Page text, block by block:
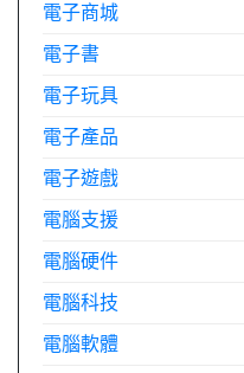
電子商城
電子書
電子玩具
電子產品
電子遊戲
電腦支援
電腦硬件
電腦科技
電腦軟體